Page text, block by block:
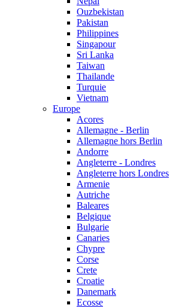
Ouzbekistan
Pakistan
Philippines
Singapour
Sri Lanka
Taiwan
Thailande
Turquie
Vietnam
Europe
Acores
Allemagne - Berlin
Allemagne hors Berlin
Andorre
Angleterre - Londres
Angleterre hors Londres
Armenie
Autriche
Baleares
Belgique
Bulgarie
Canaries
Chypre
Corse
Crete
Croatie
Danemark
Ecosse